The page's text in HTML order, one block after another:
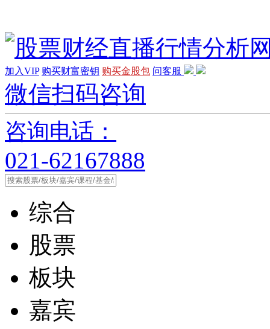
加入VIP 购买财富密钥 购买金股包 问客服
微信扫码咨询
咨询电话：
021-62167888
综合
股票
板块
嘉宾